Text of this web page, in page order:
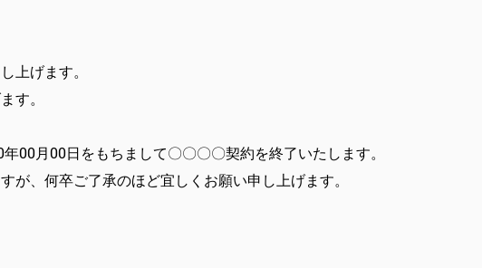
上げます。
す。
00月00日をもちまして〇〇〇〇契約を終了いたします。
が、何卒ご了承のほど宜しくお願い申し上げます。